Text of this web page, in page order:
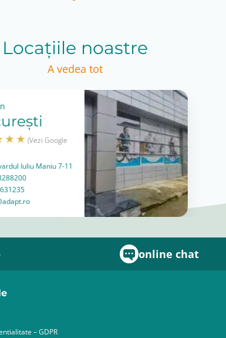
Locațiile noastre
A vedea tot
(Vezi Google
Iuliu Maniu 7-11
online chat
– GDPR